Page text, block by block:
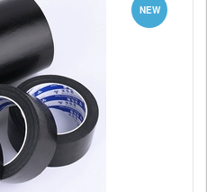
NEW